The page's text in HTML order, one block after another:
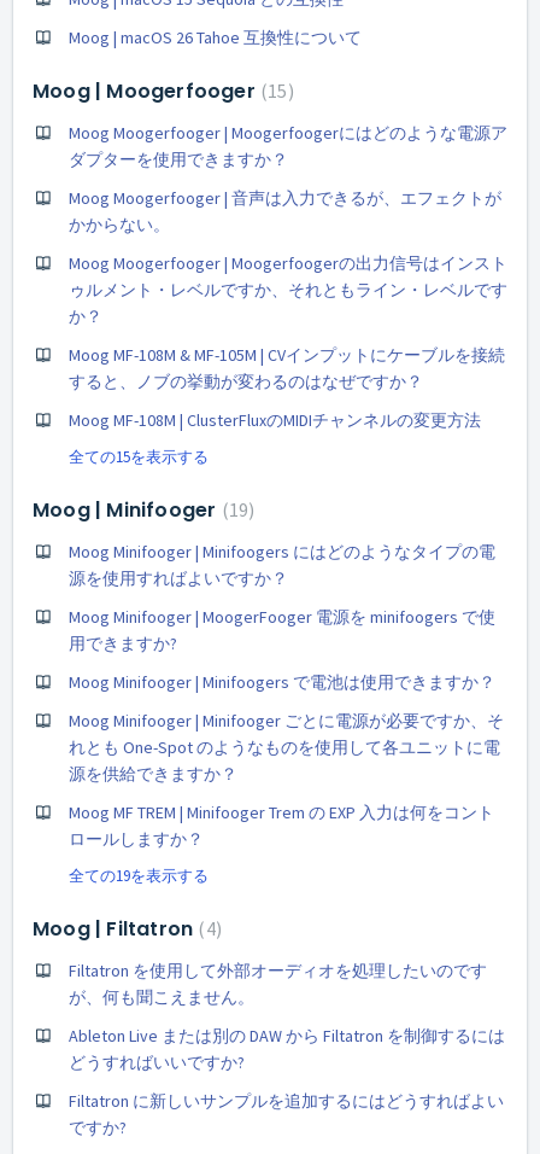
Moog | macOS 26 Tahoe 互換性について
Moog | Moogerfooger 15
Moog Moogerfooger | Moogerfoogerにはどのような電源ア
ダプターを使用できますか？
Moog Moogerfooger | 音声は入力できるが、エフェクトが
かからない。
Moog Moogerfooger | Moogerfoogerの出力信号はインスト
ゥルメント・レベルですか、それともライン・レベルです
か？
Moog MF-108M & MF-105M | CVインプットにケーブルを接続
すると、ノブの挙動が変わるのはなぜですか？
Moog MF-108M | ClusterFluxのMIDIチャンネルの変更方法
全ての15を表示する
Moog | Minifooger 19
Moog Minifooger | Minifoogers にはどのようなタイプの電
源を使用すればよいですか？
Moog Minifooger | MoogerFooger 電源を minifoogers で使
用できますか?
Moog Minifooger | Minifoogers で電池は使用できますか？
Moog Minifooger | Minifooger ごとに電源が必要ですか、そ
れとも One-Spot のようなものを使用して各ユニットに電
源を供給できますか？
Moog MF TREM | Minifooger Trem の EXP 入力は何をコント
ロールしますか？
全ての19を表示する
Moog | Filtatron 4
Filtatron を使用して外部オーディオを処理したいのです
が、何も聞こえません。
Ableton Live または別の DAW から Filtatron を制御するには
どうすればいいですか?
Filtatron に新しいサンプルを追加するにはどうすればよい
ですか?